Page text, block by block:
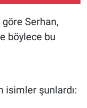
Serhan,
böylece bu
isimler şunlardı: